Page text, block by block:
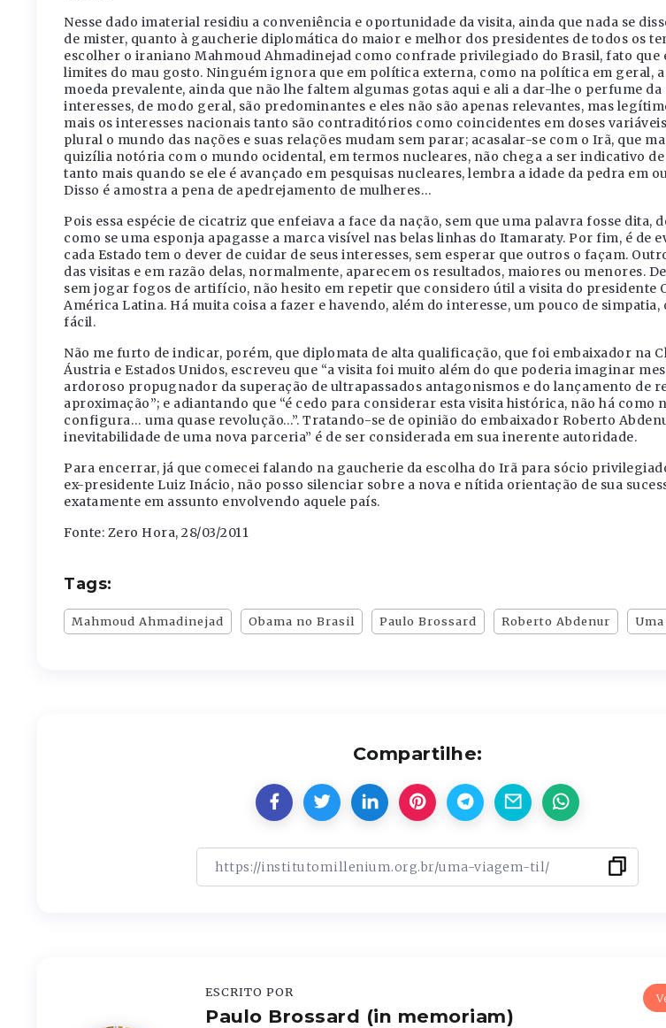
Nesse dado imaterial residiu a conveniência e oportunidade da visita, ainda que nada se
de mister, quanto à gaucherie diplomática do maior e melhor dos presidentes de todos os
escolher o iraniano Mahmoud Ahmadinejad como confrade privilegiado do Brasil, fato que
limites do mau gosto. Ninguém ignora que em política externa, como na política em geral, a
moeda prevalente, ainda que não lhe faltem algumas gotas aqui e ali a dar-lhe o perfume da
interesses, de modo geral, são predominantes e eles não são apenas relevantes, mas
mais os interesses nacionais tanto são contraditórios como coincidentes em doses
plural o mundo das nações e suas relações mudam sem parar; acasalar-se com o Irã, que
quizília notória com o mundo ocidental, em termos nucleares, não chega a ser indicativo
tanto mais quando se ele é avançado em pesquisas nucleares, lembra a idade da pedra em
Disso é amostra a pena de apedrejamento de mulheres…
Pois essa espécie de cicatriz que enfeiava a face da nação, sem que uma palavra fosse dita,
como se uma esponja apagasse a marca visível nas belas linhas do Itamaraty. Por fim, é de
cada Estado tem o dever de cuidar de seus interesses, sem esperar que outros o façam.
das visitas e em razão delas, normalmente, aparecem os resultados, maiores ou menores.
sem jogar fogos de artifício, não hesito em repetir que considero útil a visita do presidente
América Latina. Há muita coisa a fazer e havendo, além do interesse, um pouco de
fácil.
Não me furto de indicar, porém, que diplomata de alta qualificação, que foi embaixador na
Áustria e Estados Unidos, escreveu que “a visita foi muito além do que poderia imaginar
ardoroso propugnador da superação de ultrapassados antagonismos e do lançamento de
aproximação”; e adiantando que “é cedo para considerar esta visita histórica, não há como
configura… uma quase revolução…”. Tratando-se de opinião do embaixador Roberto
inevitabilidade de uma nova parceria” é de ser considerada em sua inerente autoridade.
Para encerrar, já que comecei falando na gaucherie da escolha do Irã para sócio
ex-presidente Luiz Inácio, não posso silenciar sobre a nova e nítida orientação de sua
exatamente em assunto envolvendo aquele país.
Fonte: Zero Hora, 28/03/2011
Tags:
Mahmoud Ahmadinejad Obama no Brasil Paulo Brossard Roberto Abdenur
Compartilhe:
ESCRITO POR
Paulo Brossard (in memoriam)